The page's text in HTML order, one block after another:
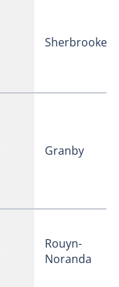
Sherbrooke
Granby
Rouyn-
Noranda